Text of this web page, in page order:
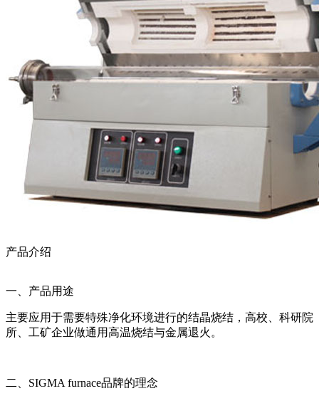
产品介绍
一、产品用途
主要应用于需要特殊净化环境进行的结晶烧结，高校、科研院
所、工矿企业做通用高温烧结与金属退火。
二、SIGMA furnace品牌的理念